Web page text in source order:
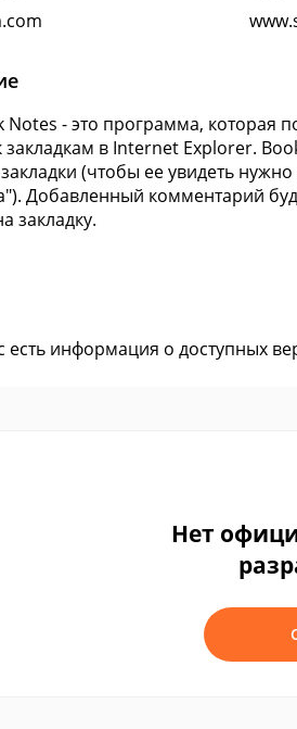
Notes - это программа, которая
закладкам в Internet Explorer.
(чтобы ее увидеть
Добавленный комментарий
закладку.
есть информация о доступных
Нет